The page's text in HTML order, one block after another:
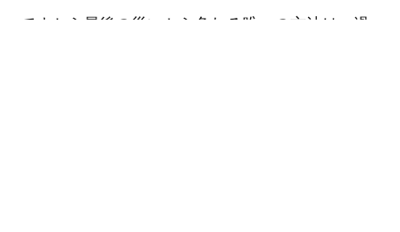
ですから最後の災いから免れる唯一の方法は、過